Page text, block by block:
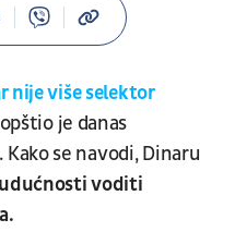
nije više selektor
je danas
se navodi, Dinaru
voditi